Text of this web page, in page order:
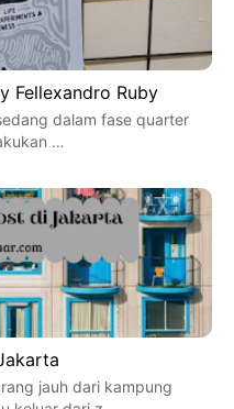
Fellexandro Ruby
dalam fase quarter
…
jauh dari kampung